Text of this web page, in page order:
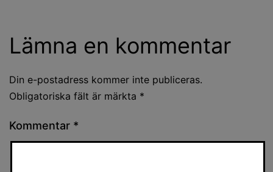
Lämna en kommentar
Din e-postadress kommer inte publiceras.
Obligatoriska fält är märkta *
Kommentar *